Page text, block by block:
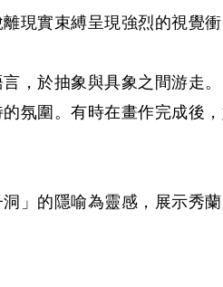
現實束縛呈現強烈的視覺
，於抽象與具象之間游走
氛圍。有時在畫作完成後
」的隱喻為靈感，展示秀